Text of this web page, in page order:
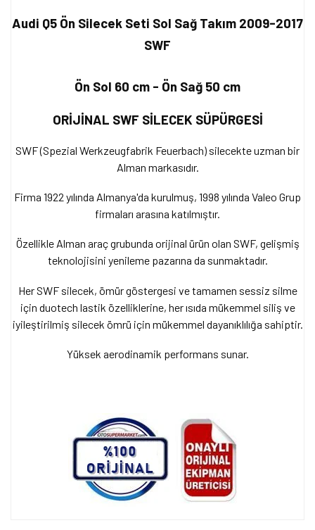
Audi Q5 Ön Silecek Seti Sol Sağ Takım 2009-2017
SWF
Ön Sol 60 cm - Ön Sağ 50 cm
ORİJİNAL SWF SİLECEK SÜPÜRGESİ
SWF (Spezial Werkzeugfabrik Feuerbach) silecekte uzman bir
Alman markasıdır.
Firma 1922 yılında Almanya'da kurulmuş, 1998 yılında Valeo Grup
firmaları arasına katılmıştır.
Özellikle Alman araç grubunda orijinal ürün olan SWF, gelişmiş
teknolojisini yenileme pazarına da sunmaktadır.
Her SWF silecek, ömür göstergesi ve tamamen sessiz silme
için duotech lastik özelliklerine, her ısıda mükemmel siliş ve
iyileştirilmiş silecek ömrü için mükemmel dayanıklılığa sahiptir.
Yüksek aerodinamik performans sunar.